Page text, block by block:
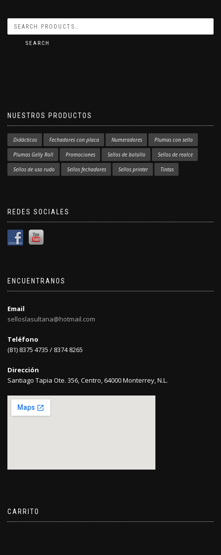
SEARCH
NUESTROS PRODUCTOS
Didácticos Fechadores con placa Numeradores Plumas con sello
Plumas Gelly Roll Promociones Sellos de bolsillo Sellos de realce
Sellos de uso rudo Sellos fechadores Sellos printer Tintas
REDES SOCIALES
ENCUENTRANOS
Email
selloslasultana@hotmail.com
Teléfono
(81) 8375 4735 / 8374 8265
Dirección
Santiago Tapia Ote. 356, Centro, 64000 Monterrey, N.L.
CARRITO